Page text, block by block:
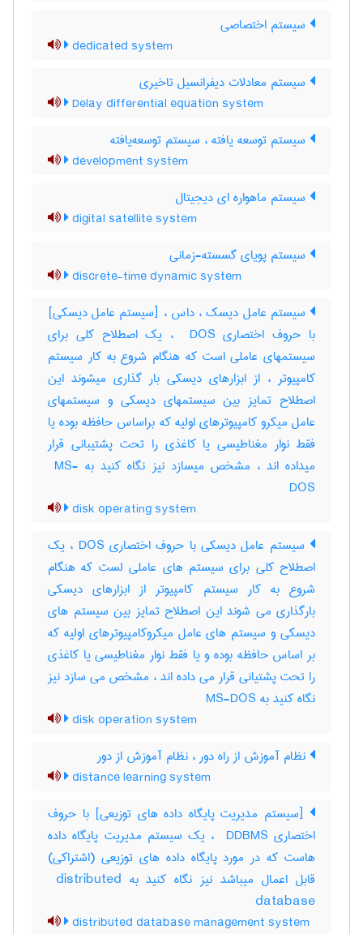
سیستم اختصاصی
dedicated system
سیستم معادلات دیفرانسیل تاخیری
Delay differential equation system
سیستم توسعه یافته ، سیستم توسعه‌یافته
development system
سیستم ماهواره ای دیجیتال
digital satellite system
سیستم پویای گسسته-زمانی
discrete-time dynamic system
سیستم عامل دیسک ، داس ، [سیستم عامل دیسکی]
با حروف اختصاری ‎ DOS ، یک اصطلاح کلی برای
سیستمهای عاملی است که هنگام شروع به کار سیستم
کامپیوتر ، از ابزارهای دیسکی بار گذاری میشوند این
اصطلاح تمایز بین سیستمهای دیسکی و سیستمهای
عامل میکرو کامپیوترهای اولیه که براساس حافظه بوده یا
فقط نوار مغناطیسی یا کاغذی را تحت پشتیبانی قرار
میداده اند ، مشخص میسازد نیز نگاه کنید به ‎ MS-
DOS
disk operating system
سیستم عامل دیسکی با حروف اختصاری DOS ، یک
اصطلاح کلی برای سیستم های عاملی لست که هنگام
شروع به کار سیستم کامپیوتر از ابزارهای دیسکی
بارگذاری می شوند این اصطلاح تمایز بین سیستم های
دیسکی و سیستم های عامل میکروکامپیوترهای اولیه که
بر اساس حافظه بوده و یا فقط نوار مغناطیسی یا کاغذی
را تحت پشتیانی قرار می داده اند ، مشخص می سازد نیز
نگاه کنید به MS-DOS
disk operation system
نظام آموزش از راه دور ، نظام آموزش از دور
distance learning system
[سیستم مدیریت پایگاه داده های توزیعی] با حروف
اختصاری ‎ DDBMS ، یک سیستم مدیریت پایگاه داده
هاست که در مورد پایگاه داده های توزیعی (اشتراکی)
قابل اعمال میباشد نیز نگاه کنید به ‎ distributed
database
distributed database management system